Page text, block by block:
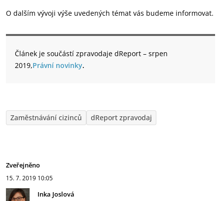
O dalším vývoji výše uvedených témat vás budeme informovat.
Článek je součástí zpravodaje dReport – srpen
2019,Právní novinky.
Zaměstnávání cizinců dReport zpravodaj
Zveřejněno
15. 7. 2019 10:05
Inka Joslová